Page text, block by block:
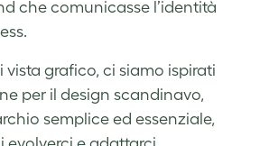
che comunicasse l’identità
vista grafico, ci siamo ispirati
per il design scandinavo,
semplice ed essenziale,